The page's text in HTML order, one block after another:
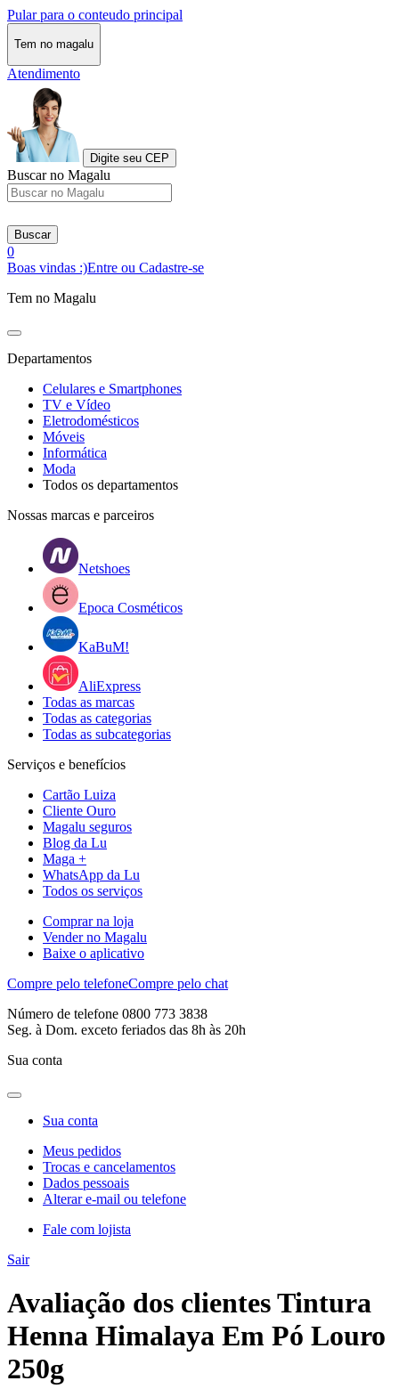
Pular para o conteudo principal
Tem no magalu
Atendimento
Digite seu CEP
Buscar no Magalu
Buscar
0
Boas vindas :)Entre ou Cadastre-se
Tem no Magalu
Departamentos
Celulares e Smartphones
TV e Vídeo
Eletrodomésticos
Móveis
Informática
Moda
Todos os departamentos
Nossas marcas e parceiros
Netshoes
Epoca Cosméticos
KaBuM!
AliExpress
Todas as marcas
Todas as categorias
Todas as subcategorias
Serviços e benefícios
Cartão Luiza
Cliente Ouro
Magalu seguros
Blog da Lu
Maga +
WhatsApp da Lu
Todos os serviços
Comprar na loja
Vender no Magalu
Baixe o aplicativo
Compre pelo telefoneCompre pelo chat
Número de telefone 0800 773 3838
Seg. à Dom. exceto feriados das 8h às 20h
Sua conta
Sua conta
Meus pedidos
Trocas e cancelamentos
Dados pessoais
Alterar e-mail ou telefone
Fale com lojista
Sair
Avaliação dos clientes Tintura
Henna Himalaya Em Pó Louro
250g